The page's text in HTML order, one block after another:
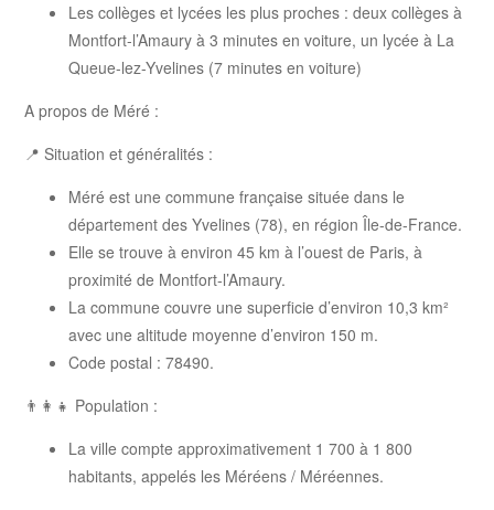
Les collèges et lycées les plus proches : deux collèges à
Montfort-l’Amaury à 3 minutes en voiture, un lycée à La
Queue-lez-Yvelines (7 minutes en voiture)
A propos de Méré :
📍 Situation et généralités :
Méré est une commune française située dans le
département des Yvelines (78), en région Île-de-France.
Elle se trouve à environ 45 km à l’ouest de Paris, à
proximité de Montfort-l’Amaury.
La commune couvre une superficie d’environ 10,3 km²
avec une altitude moyenne d’environ 150 m.
Code postal : 78490.
👨‍👩‍👧 Population :
La ville compte approximativement 1 700 à 1 800
habitants, appelés les Méréens / Méréennes.